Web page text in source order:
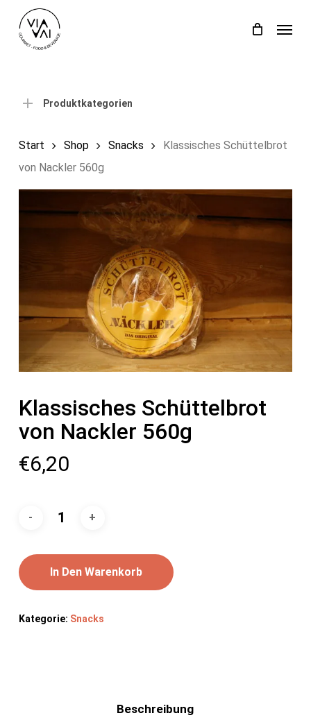
Einkaufswagen Close
Produktkategorien
Start Shop Snacks
Klassisches Schüttelbrot
von Nackler 560g
Klassisches Schüttelbrot
von Nackler 560g
€6,20
In Den Warenkorb
Kategorie: Snacks
Beschreibung